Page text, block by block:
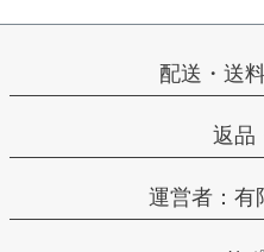
配送・送
返品
運営者：有